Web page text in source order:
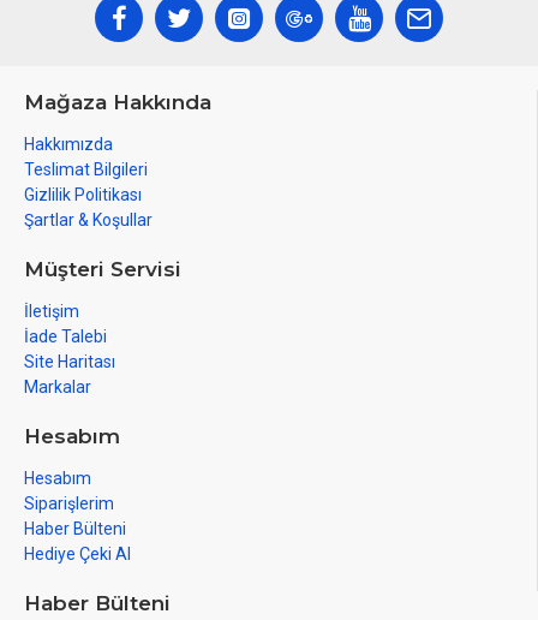
Mağaza Hakkında
Hakkımızda
Teslimat Bilgileri
Gizlilik Politikası
Şartlar & Koşullar
Müşteri Servisi
İletişim
İade Talebi
Site Haritası
Markalar
Hesabım
Hesabım
Siparişlerim
Haber Bülteni
Hediye Çeki Al
Haber Bülteni